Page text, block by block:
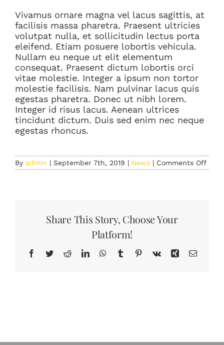
Vivamus ornare magna vel lacus sagittis, at
facilisis massa pharetra. Praesent ultricies
volutpat nulla, et sollicitudin lectus porta
eleifend. Etiam posuere lobortis vehicula.
Nullam eu neque ut elit elementum
consequat. Praesent dictum lobortis orci
vitae molestie. Integer a ipsum non tortor
molestie facilisis. Nam pulvinar lacus quis
egestas pharetra. Donec ut nibh lorem.
Integer id risus lacus. Aenean ultrices
tincidunt dictum. Duis sed enim nec neque
egestas rhoncus.
By admin | September 7th, 2019 | News | Comments Offon
Share This Story, Choose Your
Platform!
Facebook
TwitterRedditLinkedInWhatsApp
TumblrPinterest
Vk Xing Email